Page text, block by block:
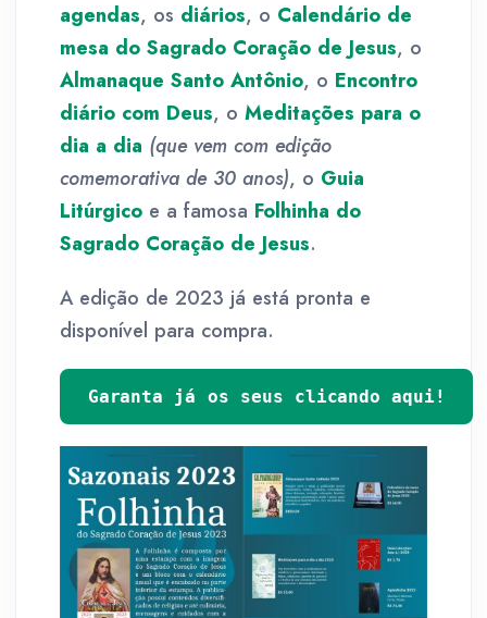
agendas, os diários, o Calendário de
mesa do Sagrado Coração de Jesus, o
Almanaque Santo Antônio, o Encontro
diário com Deus, o Meditações para o
dia a dia (que vem com edição
comemorativa de 30 anos), o Guia
Litúrgico e a famosa Folhinha do
Sagrado Coração de Jesus.
A edição de 2023 já está pronta e
disponível para compra.
Garanta já os seus clicando aqui!